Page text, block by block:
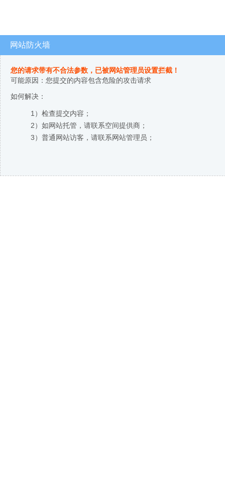
网站防火墙
您的请求带有不合法参数，已被网站管理员设置拦截！
可能原因：您提交的内容包含危险的攻击请求
如何解决：
1）检查提交内容；
2）如网站托管，请联系空间提供商；
3）普通网站访客，请联系网站管理员；